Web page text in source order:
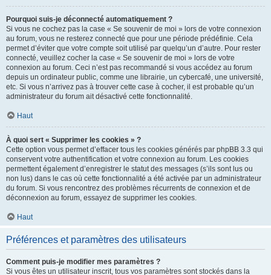
Pourquoi suis-je déconnecté automatiquement ?
Si vous ne cochez pas la case « Se souvenir de moi » lors de votre connexion
au forum, vous ne resterez connecté que pour une période prédéfinie. Cela
permet d’éviter que votre compte soit utilisé par quelqu’un d’autre. Pour rester
connecté, veuillez cocher la case « Se souvenir de moi » lors de votre
connexion au forum. Ceci n’est pas recommandé si vous accédez au forum
depuis un ordinateur public, comme une librairie, un cybercafé, une université,
etc. Si vous n’arrivez pas à trouver cette case à cocher, il est probable qu’un
administrateur du forum ait désactivé cette fonctionnalité.
Haut
À quoi sert « Supprimer les cookies » ?
Cette option vous permet d’effacer tous les cookies générés par phpBB 3.3 qui
conservent votre authentification et votre connexion au forum. Les cookies
permettent également d’enregistrer le statut des messages (s’ils sont lus ou
non lus) dans le cas où cette fonctionnalité a été activée par un administrateur
du forum. Si vous rencontrez des problèmes récurrents de connexion et de
déconnexion au forum, essayez de supprimer les cookies.
Haut
Préférences et paramètres des utilisateurs
Comment puis-je modifier mes paramètres ?
Si vous êtes un utilisateur inscrit, tous vos paramètres sont stockés dans la